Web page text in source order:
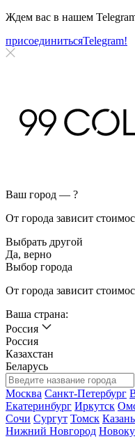
Ждем вас в нашем
присоединитьсяTelegram!
Ваш город — ?
От города зависит
Выбрать другой
Да, верно
Выбор города
От города зависит
Ваша страна:
Россия
Россия
Казахстан
Беларусь
Москва Санкт-Петербург
Екатеринбург Иркутск
Сочи Сургут Томск Казань
Нижний Новгород